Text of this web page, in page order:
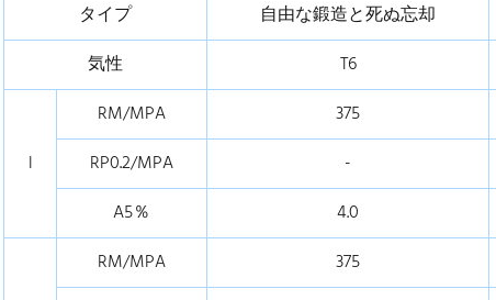
タイプ
自由な鍛造と死ぬ忘却
気性
T6
l
RM/MPA
375
RP0.2/MPA
-
A5％
4.0
RM/MPA
375